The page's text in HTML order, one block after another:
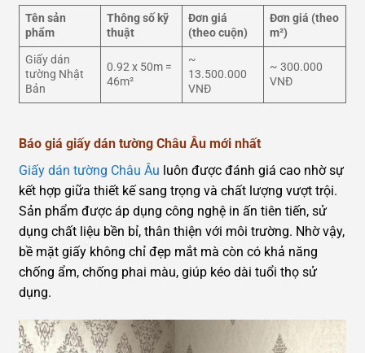
Tên sản
phẩm
Thông số kỹ
thuật
Đơn giá
(theo cuộn)
Đơn giá (theo
m²)
Giấy dán
tường Nhật
Bản
0.92 x 50m =
46m²
~
13.500.000
VNĐ
~ 300.000
VNĐ
Báo giá giấy dán tường Châu Âu mới nhất
Giấy dán tường Châu Âu luôn được đánh giá cao nhờ sự
kết hợp giữa thiết kế sang trọng và chất lượng vượt trội.
Sản phẩm được áp dụng công nghệ in ấn tiên tiến, sử
dụng chất liệu bền bỉ, thân thiện với môi trường. Nhờ vậy,
bề mặt giấy không chỉ đẹp mắt mà còn có khả năng
chống ẩm, chống phai màu, giúp kéo dài tuổi thọ sử
dụng.